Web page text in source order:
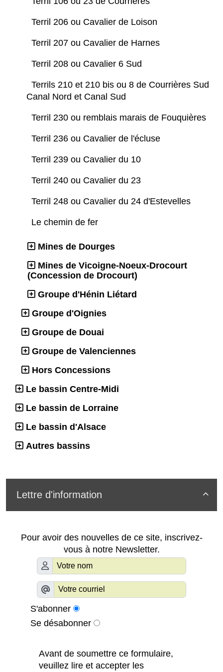
Terril 206 ou Cavalier de Loison
Terril 207 ou Cavalier de Harnes
Terril 208 ou Cavalier 6 Sud
Terrils 210 et 210 bis ou 8 de Courrières Sud
Canal Nord et Canal Sud
Terril 230 ou remblais marais de Fouquières
Terril 236 ou Cavalier de l'écluse
Terril 239 ou Cavalier du 10
Terril 240 ou Cavalier du 23
Terril 248 ou Cavalier du 24 d'Estevelles
Le chemin de fer
Mines de Dourges
Mines de Vicoigne-Noeux-Drocourt
(Concession de Drocourt)
Groupe d'Hénin Liétard
Groupe d'Oignies
Groupe de Douai
Groupe de Valenciennes
Hors Concessions
Le bassin Centre-Midi
Le bassin de Lorraine
Le bassin d'Alsace
Autres bassins

Lettre d'information
Pour avoir des nouvelles de ce site, inscrivez-
vous à notre Newsletter.
S'abonner
Se désabonner
Avant de soumettre ce formulaire,
veuillez lire et accepter les